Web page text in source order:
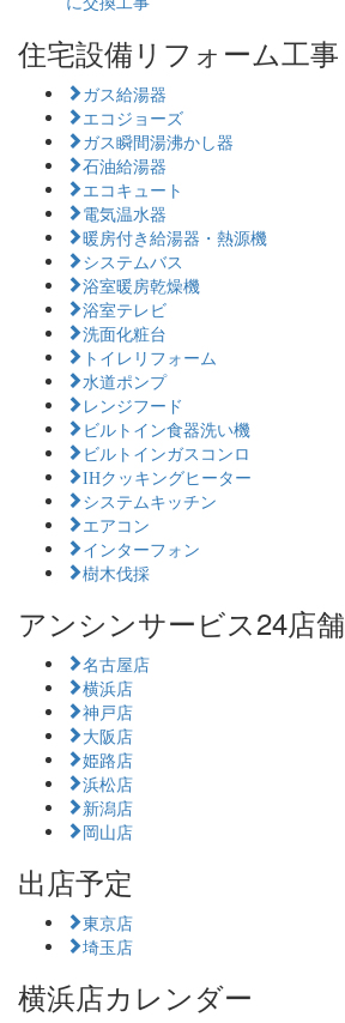
住宅設備リフォーム工事
ガス給湯器
エコジョーズ
ガス瞬間湯沸かし器
石油給湯器
エコキュート
電気温水器
暖房付き給湯器・熱源機
システムバス
浴室暖房乾燥機
浴室テレビ
洗面化粧台
トイレリフォーム
水道ポンプ
レンジフード
ビルトイン食器洗い機
ビルトインガスコンロ
IHクッキングヒーター
システムキッチン
エアコン
インターフォン
樹木伐採
アンシンサービス24店舗
名古屋店
横浜店
神戸店
大阪店
姫路店
浜松店
新潟店
岡山店
出店予定
東京店
埼玉店
横浜店カレンダー